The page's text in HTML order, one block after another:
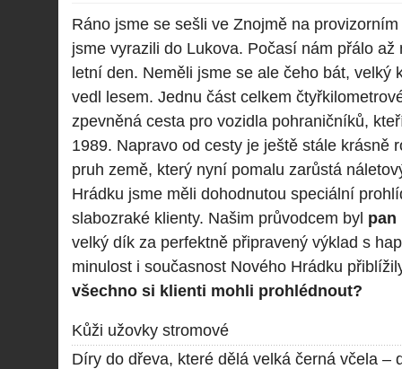
Ráno jsme se sešli ve Znojmě na
jsme vyrazili do Lukova. Počasí nám přálo až
letní den. Neměli jsme se ale čeho bát, velký
vedl lesem. Jednu část celkem
zpevněná cesta pro vozidla pohraničníků,
1989. Napravo od cesty je ještě stále krásně
pruh země, který nyní pomalu zarůstá
Hrádku jsme měli dohodnutou speciální
slabozraké klienty. Našim průvodcem byl pan
velký dík za perfektně připravený výklad s
minulost i současnost Nového Hrádku
všechno si klienti mohli prohlédnout?
Kůži užovky stromové
Díry do dřeva, které dělá velká černá včela –